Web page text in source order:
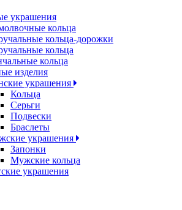
украшения
кольца
кольца-дорожки
кольца
кольца
изделия
украшения
Кольца
Серьги
Подвески
Браслеты
украшения
Запонки
Мужские кольца
украшения